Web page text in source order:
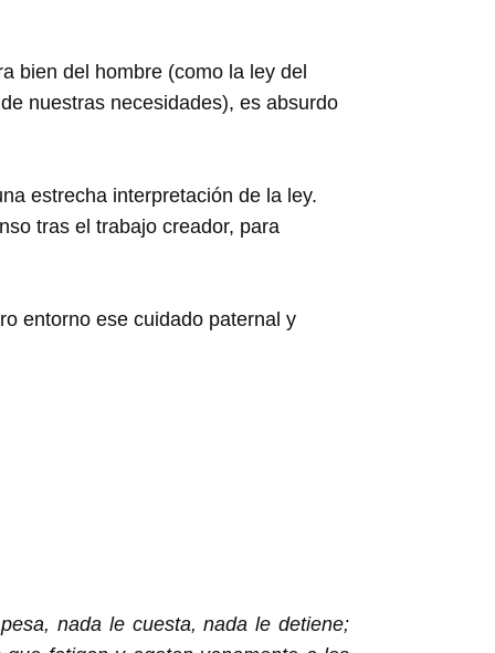
bien del hombre (como la ley del
nuestras necesidades), es absurdo
estrecha interpretación de la ley.
tras el trabajo creador, para
entorno ese cuidado paternal y
nada le cuesta, nada le detiene;